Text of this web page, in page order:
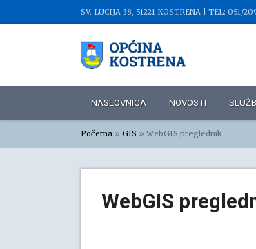
SV. LUCIJA 38, 51221 KOSTRENA | TEL: 051/
NASLOVNICA NOVOSTI
Početna » GIS » WebGIS preglednik
WebGIS